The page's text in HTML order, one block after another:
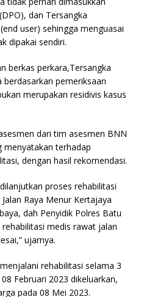
dan Tersangka
user) sehingga menguasai
dipakai sendiri.
berkas perkara,Tersangka
pemeriksaan
merupakan residivis kasus
dari tim asesmen BNN
terhadap
dengan hasil rekomendasi.
proses rehabilitasi
Raya Menur Kertajaya
dah Penyidik Polres Batu
medis rawat jalan
ujarnya.
rehabilitasi selama 3
Februari 2023 dikeluarkan,
pada 08 Mei 2023.